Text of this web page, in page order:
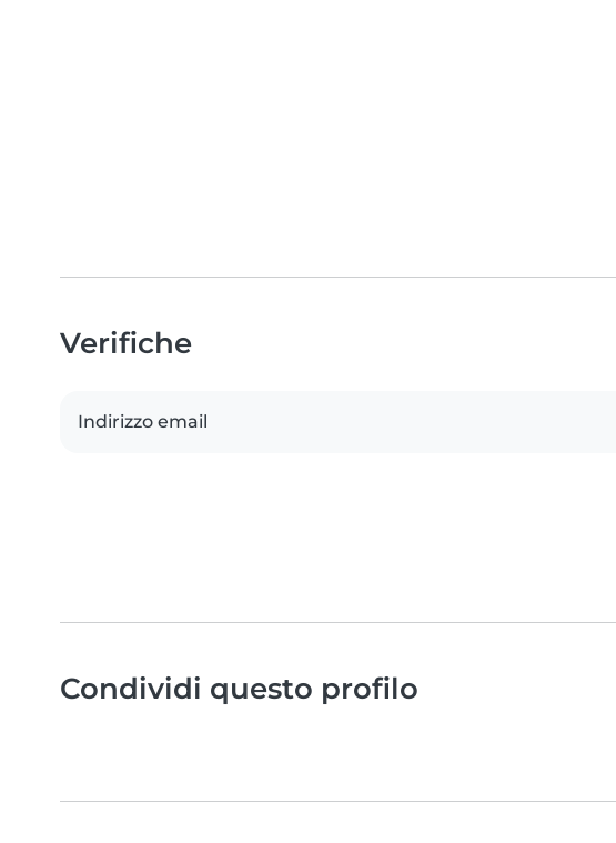
Verifiche
Indirizzo email
Condividi questo profilo